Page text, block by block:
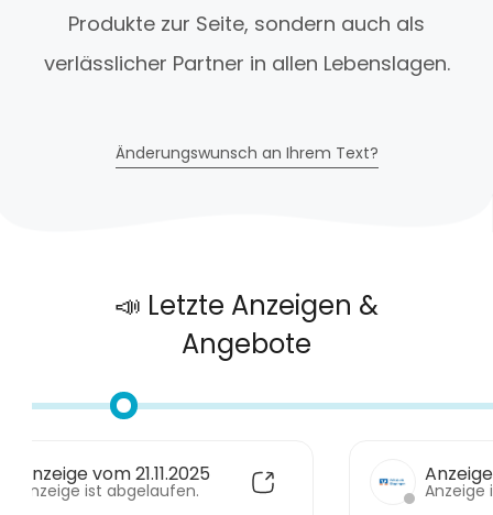
Produkte zur Seite, sondern auch als
verlässlicher Partner in allen Lebenslagen.
Änderungswunsch an Ihrem Text?